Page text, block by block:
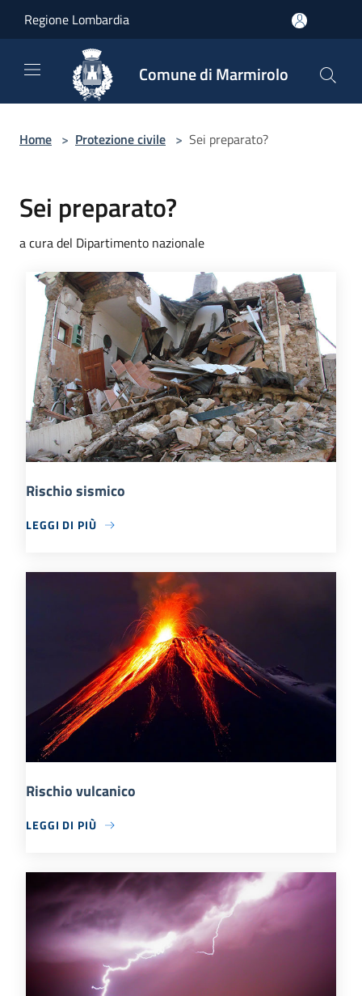
Regione Lombardia
Comune di Marmirolo
Home > Protezione civile > Sei preparato?
Sei preparato?
a cura del Dipartimento nazionale
Rischio sismico
LEGGI DI PIÙ
Rischio vulcanico
LEGGI DI PIÙ